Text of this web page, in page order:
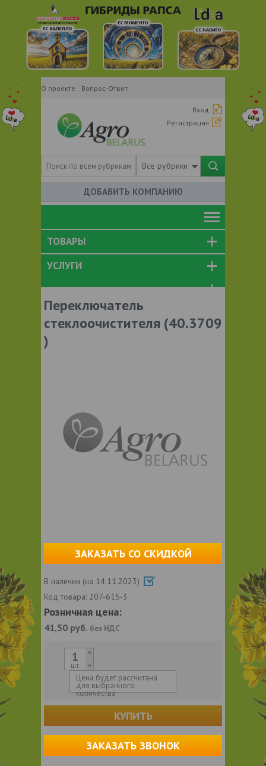
О проекте Вопрос-Ответ
Вход
Регистрация
Все рубрики
ДОБАВИТЬ КОМПАНИЮ
ТОВАРЫ
УСЛУГИ
Переключатель
стеклоочистителя (40.3709
)
ЗАКАЗАТЬ СО СКИДКОЙ
В наличии (на 14.11.2023)
Код товара: 207-615-3
Розничная цена:
41,50 руб. без НДС
шт.
Цена будет рассчитана
для выбранного
количества
КУПИТЬ
ЗАКАЗАТЬ ЗВОНОК